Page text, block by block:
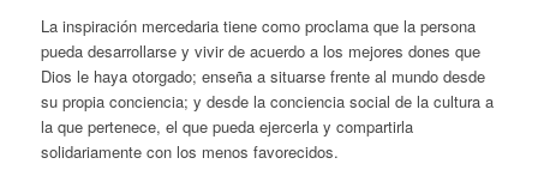
La inspiración mercedaria tiene como proclama que la persona
pueda desarrollarse y vivir de acuerdo a los mejores dones que
Dios le haya otorgado; enseña a situarse frente al mundo desde
su propia conciencia; y desde la conciencia social de la cultura a
la que pertenece, el que pueda ejercerla y compartirla
solidariamente con los menos favorecidos.